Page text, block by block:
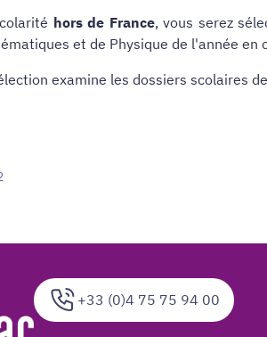
hors de France, vous serez
et de Physique de l'année en
examine les dossiers scolaires
+33 (0)4 75 75 94 00